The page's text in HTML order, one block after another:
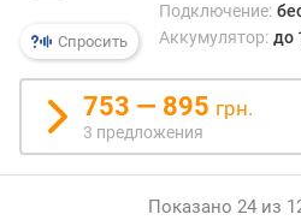
м
)
к
Спросить
Подключение:
Аккумулятор: до
753 — 895 грн.
3 предложения
Показано 24 из